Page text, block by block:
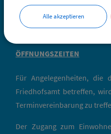
BayernPortal - Sicheres
ÖFFNUNGSZEITEN
Für Angelegenheiten, die
Friedhofsamt betreffen,
Terminvereinbarung zu
Der Zugang zum
Alle akzeptieren